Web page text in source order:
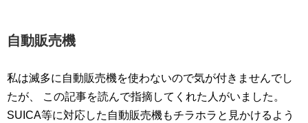
自動販売機
私は滅多に自動販売機を使わないので気が付きませんでし
たが、 この記事を読んで指摘してくれた人がいました。
SUICA等に対応した自動販売機もチラホラと見かけるよう